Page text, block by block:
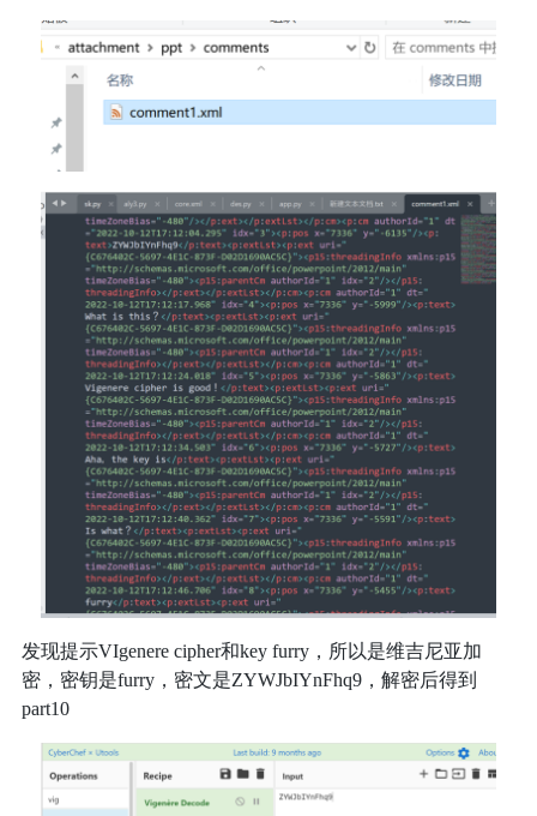
发现提示VIgenere cipher和key furry，所以是维吉尼亚加
密，密钥是furry，密文是ZYWJbIYnFhq9，解密后得到
part10